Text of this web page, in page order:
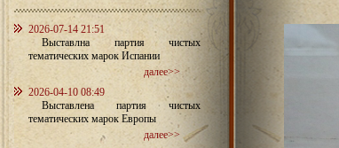
2026-07-14 21:51
Выставлна партия чистых
тематических марок Испании
далее>>
2026-04-10 08:49
Выставлена партия чистых
тематических марок Европы
далее>>